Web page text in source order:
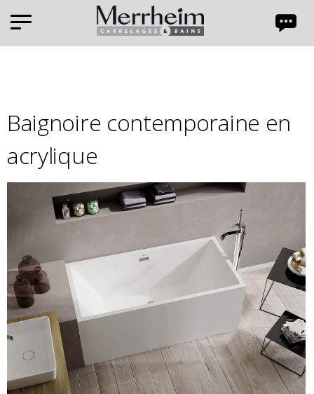
Baignoire contemporaine en
acrylique
Panneau de gestion des cookies